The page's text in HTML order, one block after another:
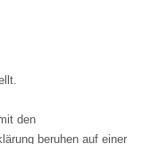
den
beruhen auf einer